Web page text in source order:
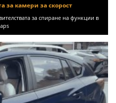
за камери за скорост
за спиране на функции в